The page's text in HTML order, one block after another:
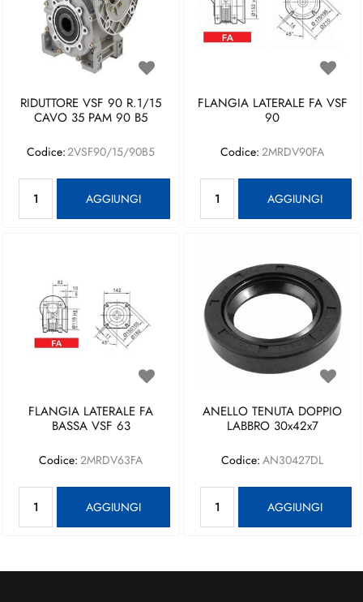
RIDUTTORE VSF 90 R.1/15
CAVO 35 PAM 90 B5
Codice:2VSF90/15/90B5
AGGIUNGI
FLANGIA LATERALE FA VSF
90
Codice: 2MRDV90FA
AGGIUNGI
FLANGIA LATERALE FA
BASSA VSF 63
Codice: 2MRDV63FA
AGGIUNGI
ANELLO TENUTA DOPPIO
LABBRO 30x42x7
Codice: AN30427DL
AGGIUNGI